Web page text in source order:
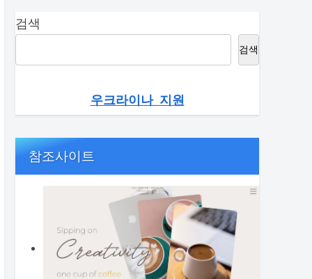
검색
검색
우크라이나 지원
참조사이트